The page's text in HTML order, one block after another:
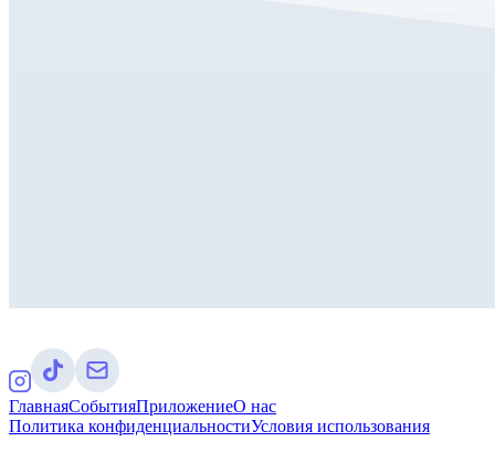
ГлавнаяСобытияПриложениеО нас
Политика конфиденциальностиУсловия использования